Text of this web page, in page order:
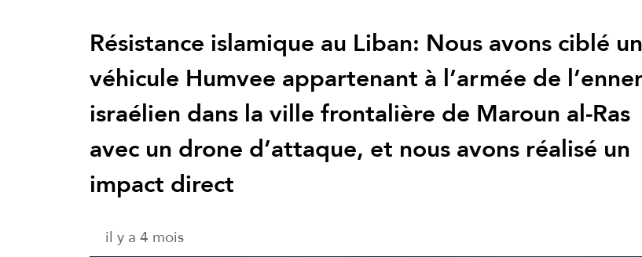
Résistance islamique au Liban: Nous avons ciblé un
véhicule Humvee appartenant à l’armée de
israélien dans la ville frontalière de Maroun al-Ras
avec un drone d’attaque, et nous avons réalisé un
impact direct
il y a 4 mois